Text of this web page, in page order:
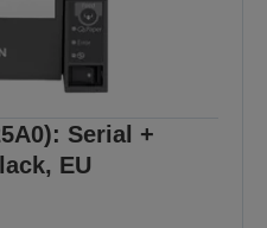
Serial +
EU